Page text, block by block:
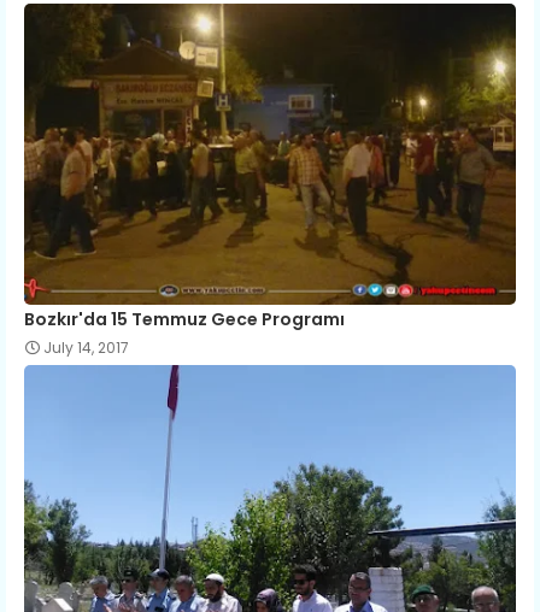
Bozkır'da 15 Temmuz Gece Programı
July 14, 2017